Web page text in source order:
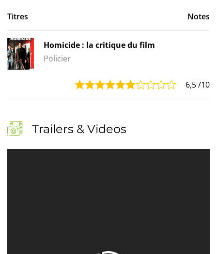
Titres Notes
Homicide : la critique du film
Policier
6,5/10
Trailers & Videos